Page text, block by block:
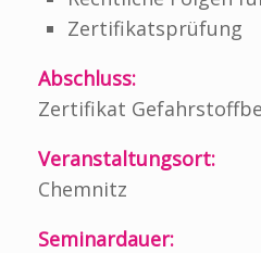
Zertifikatsprüfung
Abschluss:
Zertifikat
Veranstaltungsort:
Chemnitz
Seminardauer: